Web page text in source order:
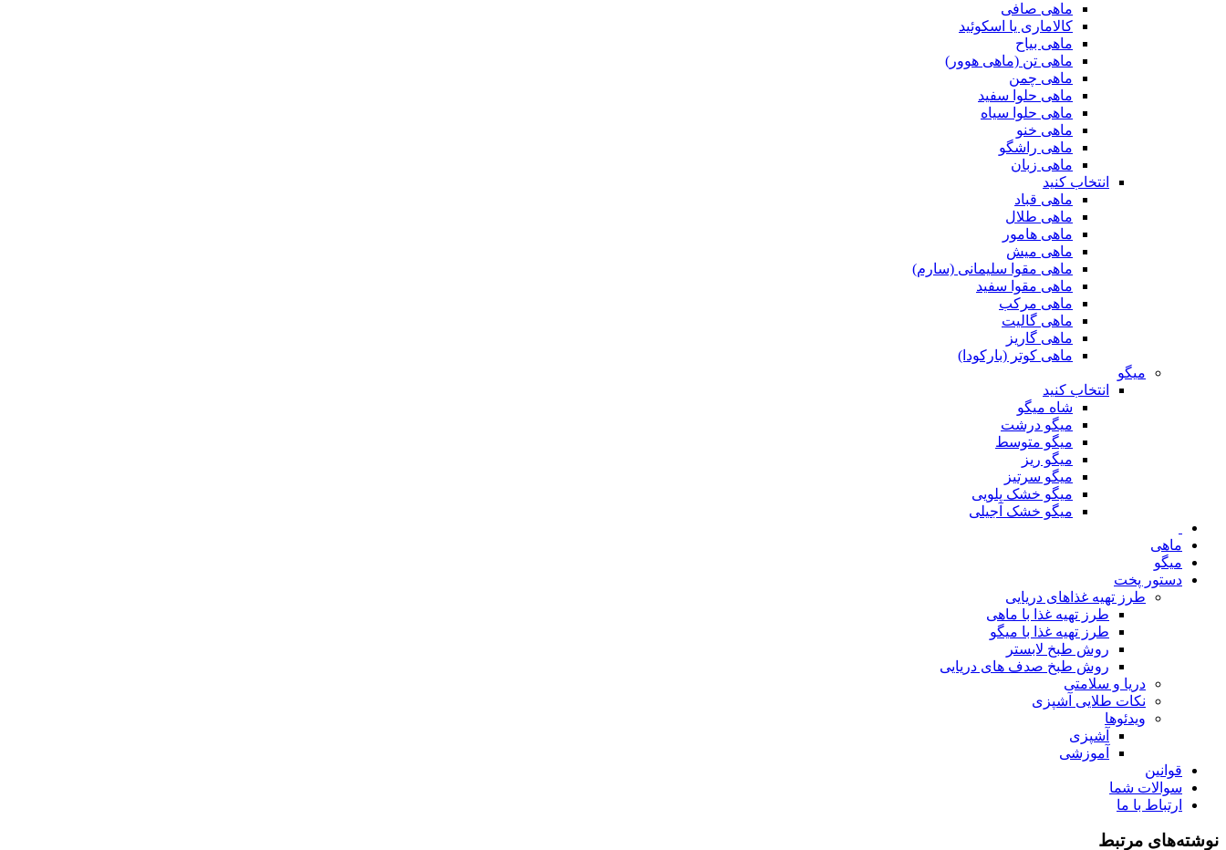
ماهی صافی
کالاماری یا اسکوئید
ماهی بیاح
ماهی تن (ماهی هوور)
ماهی چمن
ماهی حلوا سفید
ماهی حلوا سیاه
ماهی خنو
ماهی راشگو
ماهی زبان
انتخاب کنید
ماهی قباد
ماهی طلال
ماهی هامور
ماهی میش
ماهی مقوا سلیمانی (سارم)
ماهی مقوا سفید
ماهی مرکب
ماهی گالیت
ماهی گاریز
ماهی کوتر (بارکودا)
میگو
انتخاب کنید
شاه میگو
میگو درشت
میگو متوسط
میگو ریز
میگو سرتیز
میگو خشک پلویی
میگو خشک آجیلی
ماهی
میگو
دستور پخت
طرز تهیه غذاهای دریایی
طرز تهیه غذا با ماهی
طرز تهیه غذا با میگو
روش طبخ لابستر
روش طبخ صدف های دریایی
دریا و سلامتی
نکات طلایی آشپزی
ویدئوها
آشپزی
آموزشی
قوانین
سوالات شما
ارتباط با ما
نوشته‌های مرتبط